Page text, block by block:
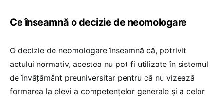
Ce înseamnă o decizie de neomologare
O decizie de neomologare înseamnă că, potrivit
actului normativ, acestea nu pot fi utilizate în sistemul
de învățământ preuniversitar pentru că nu vizează
formarea la elevi a competențelor generale și a celor